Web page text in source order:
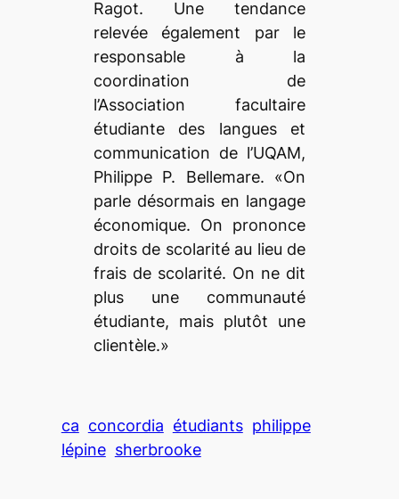
Ragot. Une tendance
relevée également par le
responsable à la
coordination de
l’Association facultaire
étudiante des langues et
communication de l’UQAM,
Philippe P. Bellemare. «On
parle désormais en langage
économique. On prononce
droits de scolarité au lieu de
frais de scolarité. On ne dit
plus une communauté
étudiante, mais plutôt une
clientèle.»
ca concordia étudiants philippe
lépine sherbrooke